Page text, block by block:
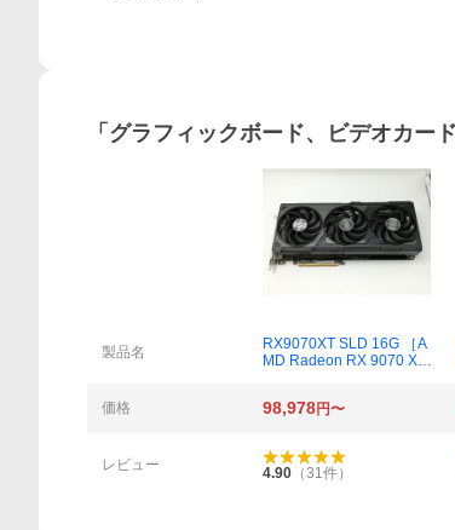
「 グラフィックボード、ビデオカード
製品名
RX9070XT SLD 16G ［A
MD Radeon RX 9070 XT
価格
98,978円〜
レビュー
4.90 （31件）